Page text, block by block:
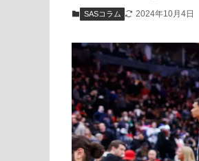
SASコラム 2024年10月4日